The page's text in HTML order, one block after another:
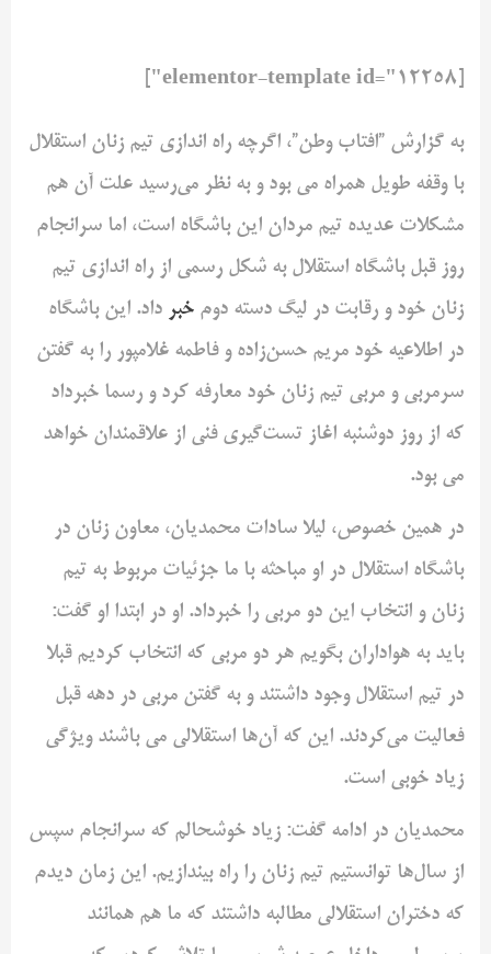
به گزارش ”افتاب وطن”، اگرچه راه اندازی تیم زنان استقلال
با وقفه طویل همراه می بود و به نظر می‌رسید علت آن هم
مشکلات عدیده تیم مردان این باشگاه است، اما سرانجام
روز قبل باشگاه استقلال به شکل رسمی از راه اندازی تیم
زنان خود و رقابت در لیگ دسته دوم خبر داد. این باشگاه
در اطلاعیه خود مریم حسن‌زاده و فاطمه غلامپور را به گفتن
سرمربی و مربی تیم زنان خود معارفه کرد و رسما خبرداد
که از روز دوشنبه اغاز تست‌گیری فنی از علاقمندان خواهد
می بود.
در همین خصوص، لیلا سادات محمدیان، معاون زنان در
باشگاه استقلال در او مباحثه با ما جزئیات مربوط به تیم
زنان و انتخاب این دو مربی را خبرداد. او در ابتدا او گفت:
باید به هواداران بگویم هر دو مربی که انتخاب کردیم قبلا
در تیم استقلال وجود داشتند و به گفتن مربی در دهه قبل
فعالیت می‌کردند. این که آن‌ها استقلالی می باشند ویژگی
زیاد خوبی است.
محمدیان در ادامه گفت: زیاد خوشحالم که سرانجام سپس
از سال‌ها توانستیم تیم زنان را راه بیندازیم. این زمان دیدم
که دختران استقلالی مطالبه داشتند که ما هم همانند